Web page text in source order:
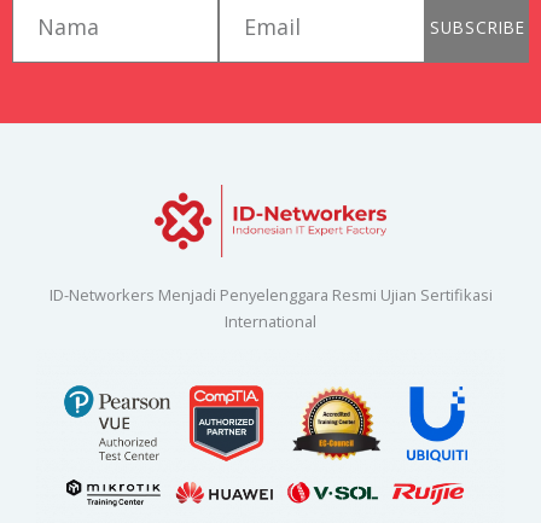
SUBSCRIBE
ID-Networkers Menjadi Penyelenggara Resmi Ujian Sertifikasi
International